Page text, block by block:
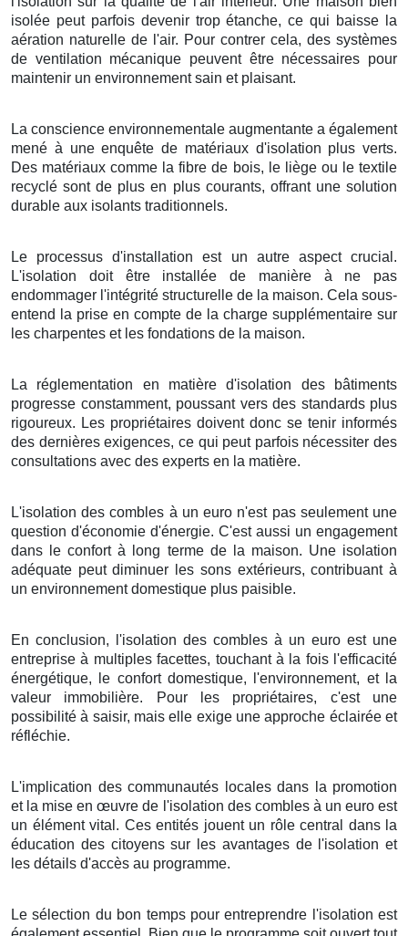
isolée peut parfois devenir trop étanche, ce qui baisse la
aération naturelle de l'air. Pour contrer cela, des systèmes
de ventilation mécanique peuvent être nécessaires pour
maintenir un environnement sain et plaisant.
La conscience environnementale augmentante a également
mené à une enquête de matériaux d'isolation plus verts.
Des matériaux comme la fibre de bois, le liège ou le textile
recyclé sont de plus en plus courants, offrant une solution
durable aux isolants traditionnels.
Le processus d'installation est un autre aspect crucial.
L'isolation doit être installée de manière à ne pas
endommager l'intégrité structurelle de la maison. Cela sous-
entend la prise en compte de la charge supplémentaire sur
les charpentes et les fondations de la maison.
La réglementation en matière d'isolation des bâtiments
progresse constamment, poussant vers des standards plus
rigoureux. Les propriétaires doivent donc se tenir informés
des dernières exigences, ce qui peut parfois nécessiter des
consultations avec des experts en la matière.
L'isolation des combles à un euro n'est pas seulement une
question d'économie d'énergie. C'est aussi un engagement
dans le confort à long terme de la maison. Une isolation
adéquate peut diminuer les sons extérieurs, contribuant à
un environnement domestique plus paisible.
En conclusion, l'isolation des combles à un euro est une
entreprise à multiples facettes, touchant à la fois l'efficacité
énergétique, le confort domestique, l'environnement, et la
valeur immobilière. Pour les propriétaires, c'est une
possibilité à saisir, mais elle exige une approche éclairée et
réfléchie.
L'implication des communautés locales dans la promotion
et la mise en œuvre de l'isolation des combles à un euro est
un élément vital. Ces entités jouent un rôle central dans la
éducation des citoyens sur les avantages de l'isolation et
les détails d'accès au programme.
Le sélection du bon temps pour entreprendre l'isolation est